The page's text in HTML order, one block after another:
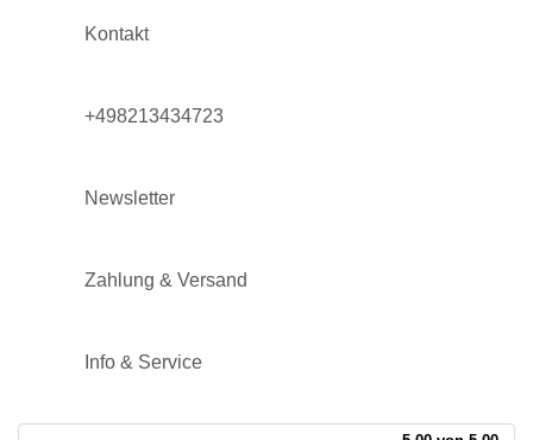
Kontakt
+498213434723
Newsletter
Zahlung & Versand
Info & Service